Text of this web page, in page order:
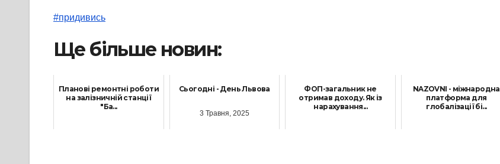
#придивись
Ще більше новин:
Планові ремонтні роботи
на залізничній станції
"Ба...
Сьогодні - День Львова
3 Травня, 2025
ФОП-загальник не
отримав доходу. Як із
нарахування...
NAZOVNI - міжнародна
платформа для
глобалізації бі...